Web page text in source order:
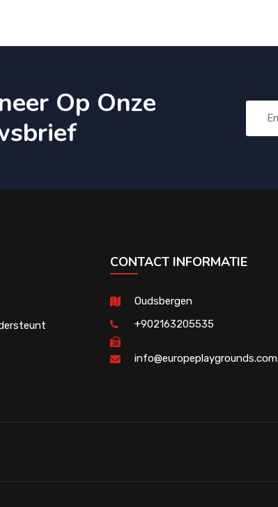
Op Onze
CONTACT INFORMATIE
Oudsbergen
+902163205535
info@europeplaygrounds.com